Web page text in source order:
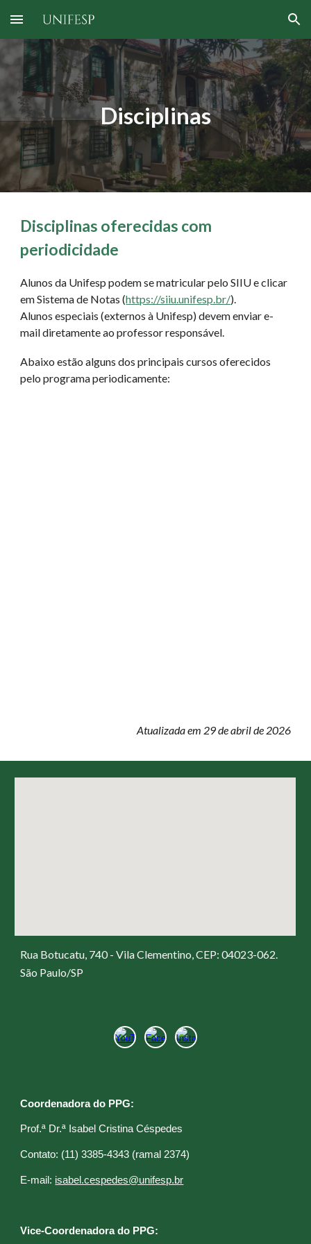
Skip to main content Skip to navigation
Disciplinas
Disciplinas oferecidas com
periodicidade
Alunos da Unifesp podem se matricular pelo SIIU e clicar
em Sistema de Notas (https://siiu.unifesp.br/).
Alunos especiais (externos à Unifesp) devem enviar e-
mail diretamente ao professor responsável.
Abaixo estão alguns dos principais cursos oferecidos
pelo programa periodicamente:
Atualizada em 29 de abril de 2026
Rua Botucatu, 740 - Vila Clementino, CEP: 04023-062.
São Paulo/SP
Coordenadora do PPG:
Prof.ª Dr.ª Isabel Cristina Céspedes
Contato: (11) 3385-4343 (ramal 2374)
E-mail: isabel.cespedes@unifesp.br
Vice-Coordenadora do PPG: